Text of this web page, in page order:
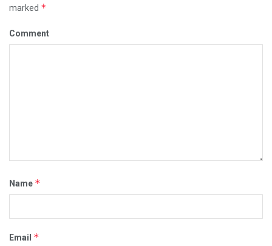
marked *
Comment
Name *
Email *